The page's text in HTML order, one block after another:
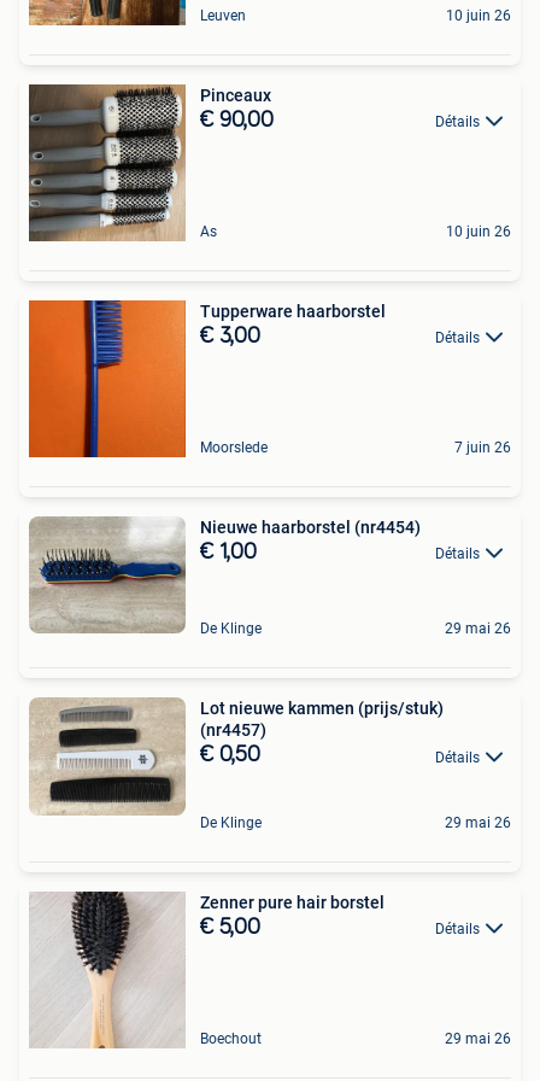
Leuven 10 juin 26
Pinceaux
€ 90,00 Détails
As 10 juin 26
Tupperware haarborstel
€ 3,00 Détails
Moorslede 7 juin 26
Nieuwe haarborstel (nr4454)
€ 1,00 Détails
De Klinge 29 mai 26
Lot nieuwe kammen (prijs/stuk)
(nr4457)
€ 0,50 Détails
De Klinge 29 mai 26
Zenner pure hair borstel
€ 5,00 Détails
Boechout 29 mai 26